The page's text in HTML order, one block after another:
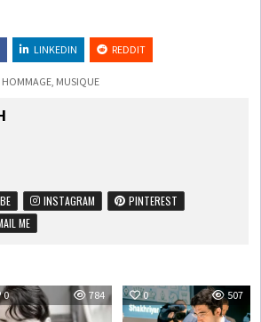
LINKEDIN REDDIT
HOMMAGE, MUSIQUE
INSTAGRAM
PINTEREST
ME
0 784 0 507